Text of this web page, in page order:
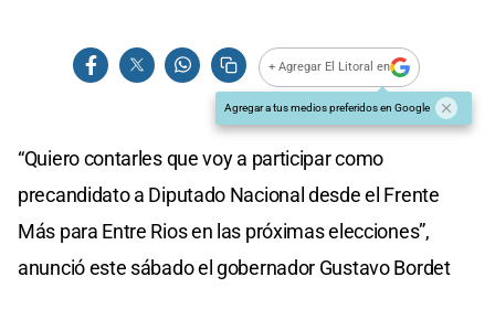
+ Agregar El Litoral en
Agregar a tus medios preferidos en Google
“Quiero contarles que voy a participar como
precandidato a Diputado Nacional desde el Frente
Más para Entre Rios en las próximas elecciones”,
anunció este sábado el gobernador Gustavo Bordet